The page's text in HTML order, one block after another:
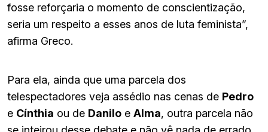
fosse reforçaria o momento de conscientização,
seria um respeito a esses anos de luta feminista”,
afirma Greco.
Para ela, ainda que uma parcela dos
telespectadores veja assédio nas cenas de Pedro
e Cínthia ou de Danilo e Alma, outra parcela não